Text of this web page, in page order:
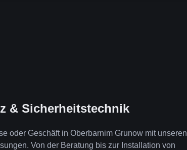
& Sicherheitstechnik
oder Geschäft in Oberbarnim Grunow mit unseren
Von der Beratung bis zur Installation von